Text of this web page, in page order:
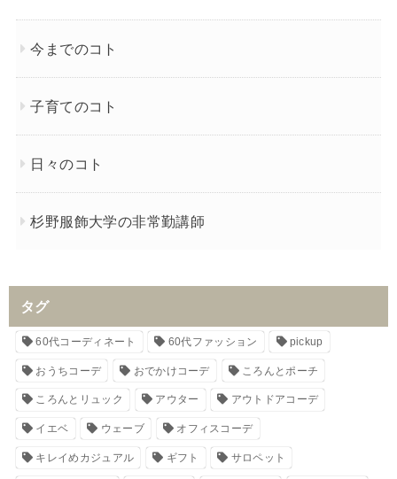
今までのコト
子育てのコト
日々のコト
杉野服飾大学の非常勤講師
タグ
60代コーディネート 60代ファッション pickup
おうちコーデ おでかけコーデ ころんとポーチ
ころんとリュック アウター アウトドアコーデ
イエベ ウェーブ オフィスコーデ
キレイめカジュアル ギフト サロペット